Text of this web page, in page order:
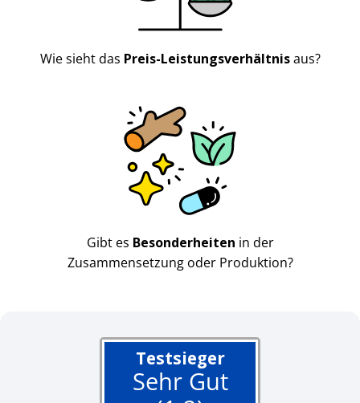
Wie sieht das Preis-Leistungsverhältnisaus?
Gibt es Besonderheiten in der
Zusammensetzung oder Produktion?
Testsieger
Sehr Gut